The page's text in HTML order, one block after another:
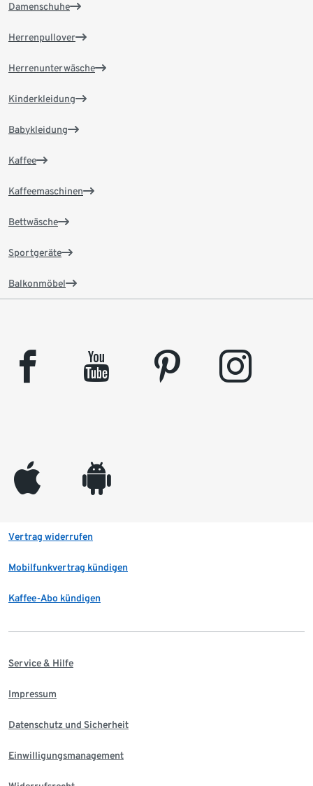
Damenschuhe
Herrenpullover
Herrenunterwäsche
Kinderkleidung
Babykleidung
Kaffee
Kaffeemaschinen
Bettwäsche
Sportgeräte
Balkonmöbel
facebook youtube pinterest instagram
appleinc android
Vertrag widerrufen
Mobilfunkvertrag kündigen
Kaffee-Abo kündigen
Service & Hilfe
Impressum
Datenschutz und Sicherheit
Einwilligungsmanagement